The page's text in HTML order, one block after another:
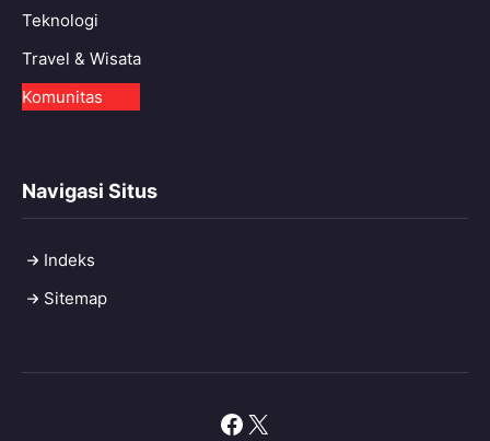
Teknologi
Travel & Wisata
Komunitas
Navigasi Situs
Indeks
Sitemap
Facebook
X